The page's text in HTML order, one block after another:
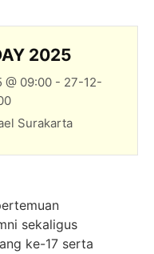
2025
@ 09:00 - 27-12-
Surakarta
sekaligus
ke-17 serta